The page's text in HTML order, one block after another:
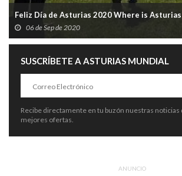
Feliz Día de Asturias 2020 Where is Asturias
06 de Sep de 2020
SUSCRÍBETE A ASTURIAS MUNDIAL
Recibe directamente en tu buzón nuestras noticias
mejores ofertas.
ANUNCIO